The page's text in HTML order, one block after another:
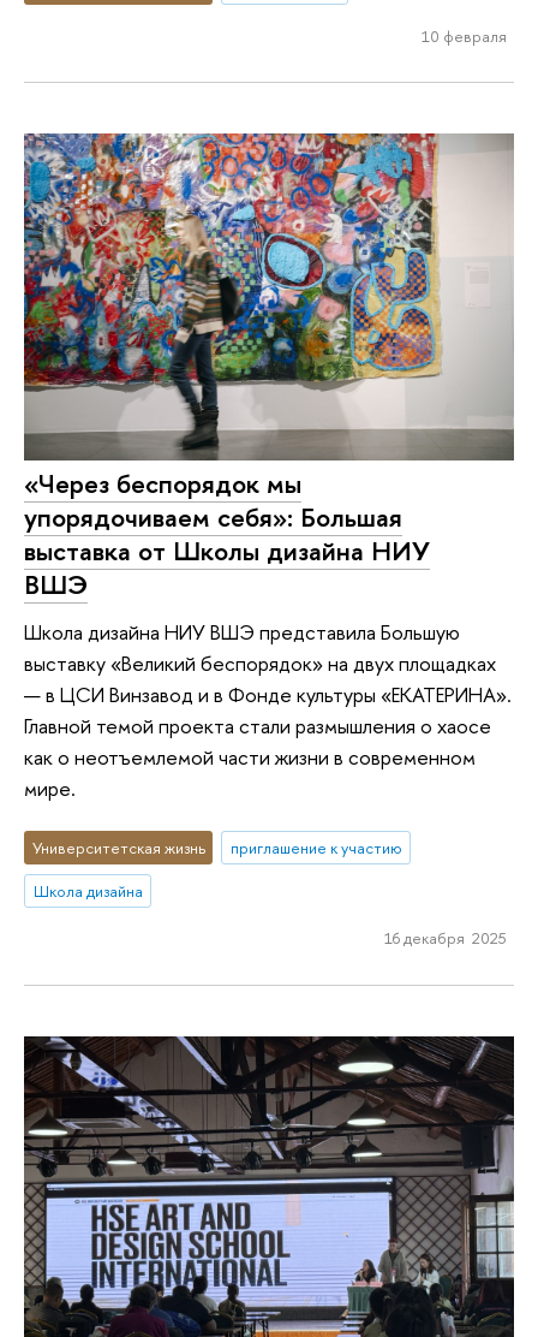
10 февраля
«Через беспорядок мы
упорядочиваем себя»: Большая
выставка от Школы дизайна НИУ
ВШЭ
Школа дизайна НИУ ВШЭ представила Большую
выставку «Великий беспорядок» на двух площадках
— в ЦСИ Винзавод и в Фонде культуры «ЕКАТЕРИНА».
Главной темой проекта стали размышления о хаосе
как о неотъемлемой части жизни в современном
мире.
Университетская жизнь
приглашение к участию
Школа дизайна
16 декабря 2025